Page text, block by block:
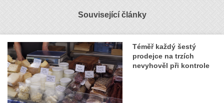
Související články
Téměř každý šestý
prodejce na trzích
nevyhověl při kontrole